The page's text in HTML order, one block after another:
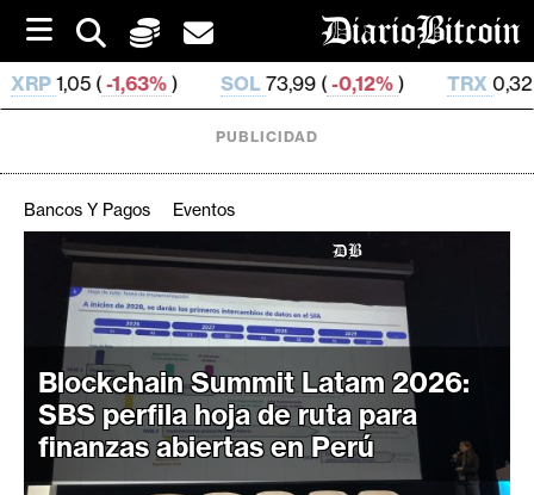
i
p
t
o
SOL 73,99 (-0,12%) TRX 0,326 128 ( -0,16% )
C
r
i
p
t
o
M
e
PUBLICIDAD
Bancos Y Pagos Eventos
Blockchain Summit Latam 2026:
SBS perfila hoja de ruta para
finanzas abiertas en Perú